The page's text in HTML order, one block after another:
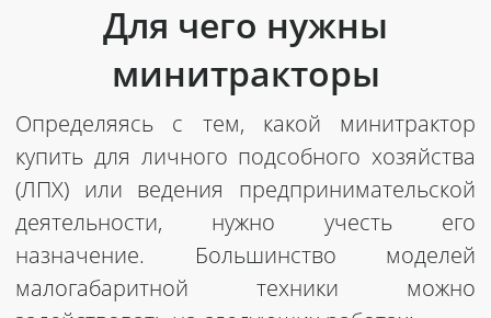
Для чего нужны
минитракторы
Определяясь с тем, какой минитрактор
купить для личного подсобного хозяйства
(ЛПХ) или ведения предпринимательской
деятельности, нужно учесть его
назначение. Большинство моделей
малогабаритной техники можно